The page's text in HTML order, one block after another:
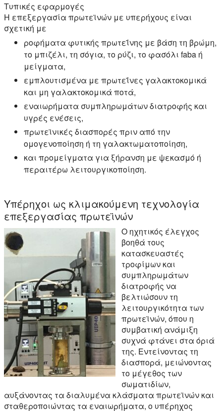
Τυπικές εφαρμογές
Η επεξεργασία πρωτεϊνών με υπερήχους είναι
σχετική με
ροφήματα φυτικής πρωτεΐνης με βάση τη βρώμη,
το μπιζέλι, τη σόγια, το ρύζι, το φασόλι faba ή
μείγματα,
εμπλουτισμένα με πρωτεΐνες γαλακτοκομικά
και μη γαλακτοκομικά ποτά,
εναιωρήματα συμπληρωμάτων διατροφής και
υγρές ενέσεις,
πρωτεϊνικές διασπορές πριν από την
ομογενοποίηση ή τη γαλακτωματοποίηση,
και προμείγματα για ξήρανση με ψεκασμό ή
περαιτέρω λειτουργικοποίηση.
Υπέρηχοι ως κλιμακούμενη τεχνολογία
επεξεργασίας πρωτεϊνών
Ο ηχητικός έλεγχος
βοηθά τους
κατασκευαστές
τροφίμων και
συμπληρωμάτων
διατροφής να
βελτιώσουν τη
λειτουργικότητα των
πρωτεϊνών, όπου η
συμβατική ανάμιξη
συχνά φτάνει στα όριά
της. Εντείνοντας τη
διασπορά, μειώνοντας
το μέγεθος των
σωματιδίων,
αυξάνοντας τα διαλυμένα κλάσματα πρωτεϊνών και
σταθεροποιώντας τα εναιωρήματα, ο υπέρηχος